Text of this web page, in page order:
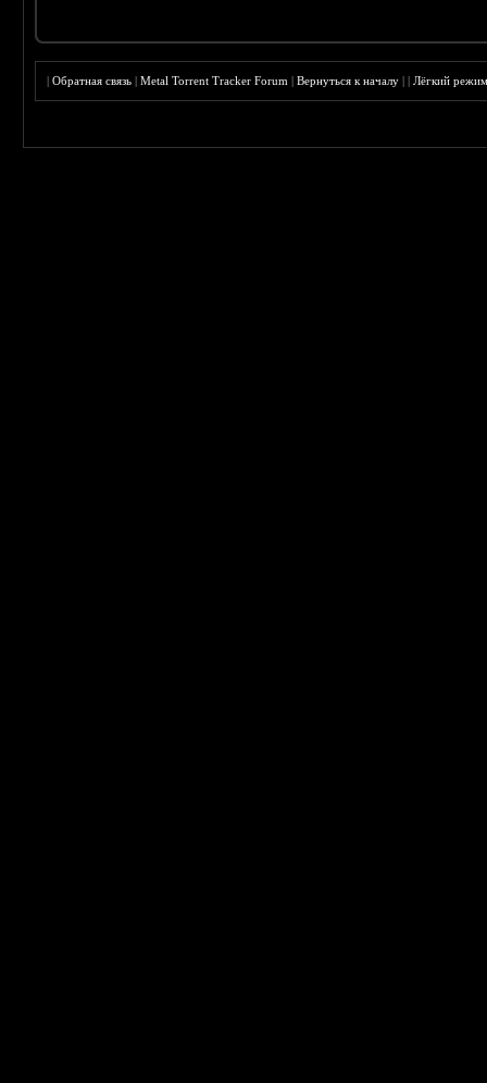
|Обратная связь |Metal Torrent Tracker Forum |Вернуться к началу ||Лёгкий